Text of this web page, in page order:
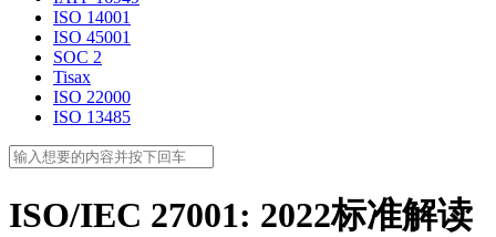
ISO 14001
ISO 45001
SOC 2
Tisax
ISO 22000
ISO 13485
ISO/IEC 27001: 2022标准解读